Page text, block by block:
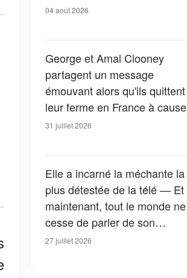
04 août 2026
George et Amal Clooney
partagent un message
émouvant alors qu'ils quittent
leur ferme en France à cause
des feux de forêt — Tous les
31 juillet 2026
Elle a incarné la méchante la
plus détestée de la télé — Et
maintenant, tout le monde ne
cesse de parler de son
apparition dans la nouvelle
27 juillet 2026